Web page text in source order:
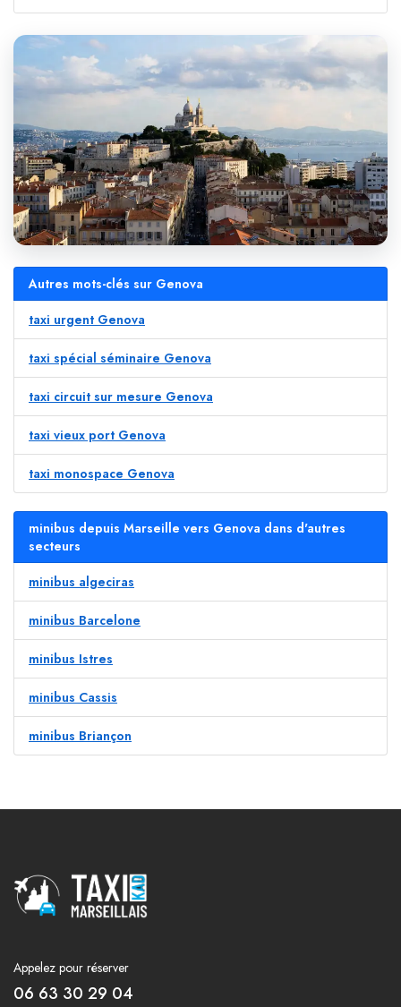
Autres mots-clés sur Genova
taxi urgent Genova
taxi spécial séminaire Genova
taxi circuit sur mesure Genova
taxi vieux port Genova
taxi monospace Genova
minibus depuis Marseille vers Genova dans d'autres
secteurs
minibus algeciras
minibus Barcelone
minibus Istres
minibus Cassis
minibus Briançon
Appelez pour réserver
06 63 30 29 04